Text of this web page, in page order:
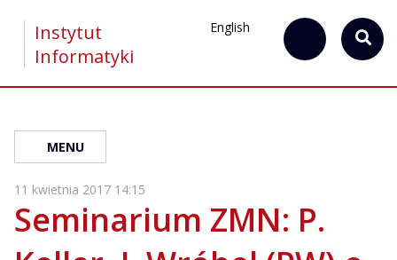
Instytut
Informatyki
English
MENU
11 kwietnia 2017 14:15
Seminarium ZMN: P.